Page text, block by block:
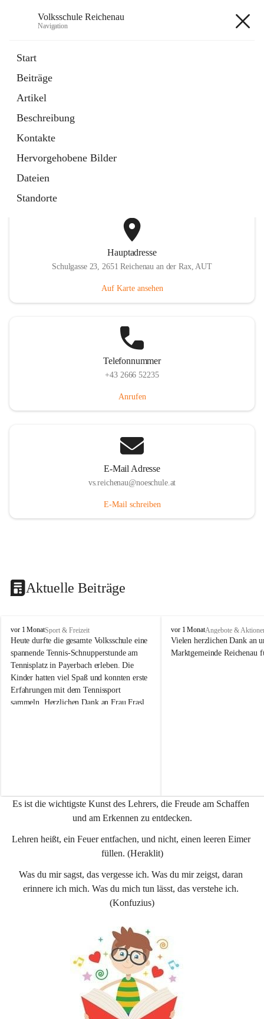
Volksschule Reichenau
Navigation
Start
Beiträge
Artikel
Beschreibung
Kontakte
Hervorgehobene Bilder
Dateien
Standorte
Externe Webseite
in
Tab
Toni Klix Maustraining
Externe Webseite
öffnet
in
neuem
Tab
Hauptadresse
Schulgasse 23, 2651 Reichenau an der Rax, AUT
Auf Karte ansehen
Telefonnummer
+43 2666 52235
Anrufen
E-Mail Adresse
vs.reichenau@noeschule.at
E-Mail schreiben
Aktuelle Beiträge
V
o
l
k
s
s
c
h
e
n
vor 1 MonatSport & Freizeit
Heute durfte die gesamte Volksschule eine
spannende Tennis-Schnupperstunde am
Tennisplatz in Payerbach erleben. Die
Kinder hatten viel Spaß und konnten erste
Erfahrungen mit dem Tennissport
sammeln. Herzlichen Dank an Frau Frasl
V
o
l
e
n
a
vor 1 MonatAngebote &
Vielen herzlichen Dank an
Marktgemeinde Reichenau
Es ist die wichtigste Kunst des Lehrers, die Freude am Schaffen
und am Erkennen zu entdecken.
Lehren heißt, ein Feuer entfachen, und nicht, einen leeren Eimer
füllen. (Heraklit)
Was du mir sagst, das vergesse ich. Was du mir zeigst, daran
erinnere ich mich. Was du mich tun lässt, das verstehe ich.
(Konfuzius)